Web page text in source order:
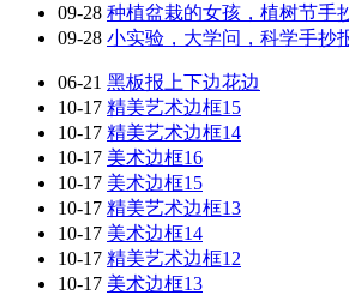
09-28 种植盆栽的女孩，植树节手
09-28 小实验，大学问，科学手抄
06-21 黑板报上下边花边
10-17 精美艺术边框15
10-17 精美艺术边框14
10-17 美术边框16
10-17 美术边框15
10-17 精美艺术边框13
10-17 美术边框14
10-17 精美艺术边框12
10-17 美术边框13